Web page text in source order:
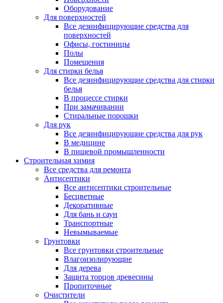
Оборудование
Для поверхностей
Все дезинфицирующие средства для
поверхностей
Офисы, гостиницы
Полы
Помещения
Для стирки белья
Все дезинфицирующие средства для стирки
белья
В процессе стирки
При замачивании
Стиральные порошки
Для рук
Все дезинфицирующие средства для рук
В медицине
В пищевой промышленности
Строительная химия
Все средства для ремонта
Антисептики
Все антисептики строительные
Бесцветные
Декоративные
Для бань и саун
Транспортные
Невымываемые
Грунтовки
Все грунтовки строительные
Влагоизолирующие
Для дерева
Защита торцов древесины
Пропиточные
Очистители